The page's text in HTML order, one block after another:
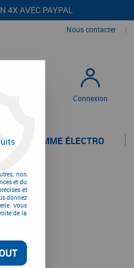
4X AVEC PAYPAL
Nous contacter |
Connexion
LA GAMME ÉLECTRO
non
et du
et
donnez
Vous
de la